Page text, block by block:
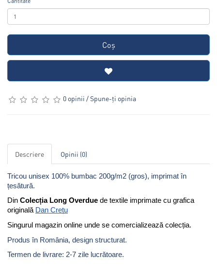
Coş
0 opinii /Spune-ţi opinia
Descriere Opinii (0)
Tricou unisex 100% bumbac 200g/m2 (gros), imprimat în
țesătură.
Din Colecția Long Overdue de textile imprimate cu grafica
originală Dan Crețu
Singurul magazin online unde se comercializează colecția.
Produs în România, design structurat.
Termen de livrare: 2-7 zile lucrătoare.